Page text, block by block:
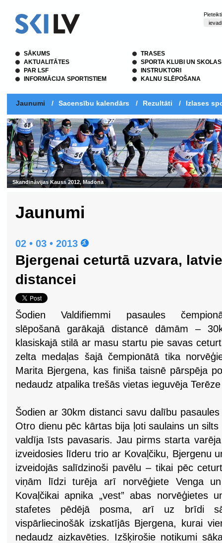
SĀKUMS
AKTUALITĀTES
PAR LSF
INFORMĀCIJA SPORTISTIEM
TRASES
SPORTA KLUBI UN SKOLAS
INSTRUKTORI
KALNU SLĒPOŠANA
Jaunumi / Sacensību kalendārs / Rezultāti / Izlases
Jaunumi
02 • 03 • 2013
Bjergenai ceturtā uzvara,
distancei
Šodien Valdifiemmi pasaules
slēpošanā garākajā distancē dāmām –
klasiskajā stilā ar masu startu pie savas
zelta medaļas šajā čempionātā tika
Marita Bjergena, kas finiša taisnē pārspēja
nedaudz atpalika trešās vietas ieguvēja
Šodien ar 30km distanci savu dalību
Otro dienu pēc kārtas bija ļoti saulains un
valdīja īsts pavasaris. Jau pirms starta
izveidosies līderu trio ar Kovaļčiku, Bjergenu
izveidojās salīdzinoši pavēlu – tikai pēc
viņām līdzi turēja arī norvēģiete Venga
Kovaļčikai apnika „vest” abas norvēģietes
stafetes pēdējā posma, arī uz brīdi
vispārliecinošāk izskatījās Bjergena, kurai
nedaudz aizkavēties. Izšķirošie notikumi